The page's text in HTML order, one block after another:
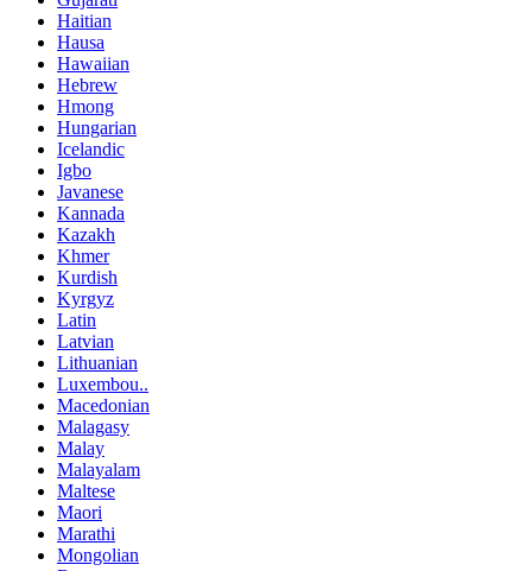
Haitian
Hausa
Hawaiian
Hebrew
Hmong
Hungarian
Icelandic
Igbo
Javanese
Kannada
Kazakh
Khmer
Kurdish
Kyrgyz
Latin
Latvian
Lithuanian
Luxembou..
Macedonian
Malagasy
Malay
Malayalam
Maltese
Maori
Marathi
Mongolian